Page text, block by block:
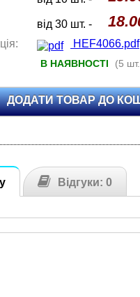
від 30 шт. -
HEF4066.pdf
В НАЯВНОСТІ (5
ДОДАТИ ТОВАР ДО
Відгуки: 0